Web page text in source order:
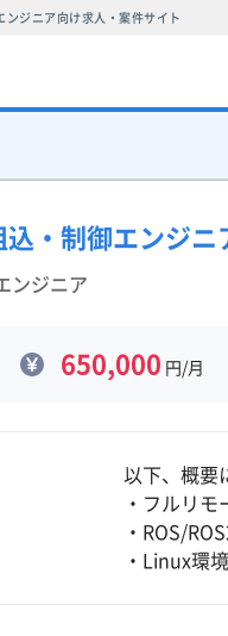
ジニア向け求人・案件サイト
込・制御エンジ
ンジニア
650,000 円/月
以下、概要
・フルリモ
・ROS/
・Linux環